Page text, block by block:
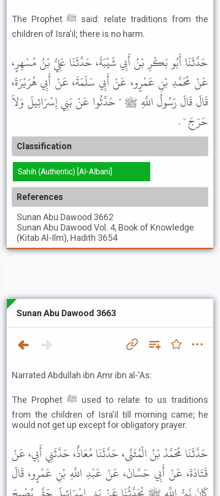
The Prophet ﷺ said: relate traditions from the
children of Isra'il; there is no harm.
حَدَّثَنَا أَبُو بَكْرِ بْنُ أَبِي شَيْبَةَ، حَدَّثَنَا عَلِيُّ بْنُ مُسْهِرٍ،
عَنْ مُحَمَّدِ بْنِ عَمْرٍو، عَنْ أَبِي سَلَمَةَ، عَنْ أَبِي هُرَيْرَةَ،
قَالَ قَالَ رَسُولُ اللَّهِ ﷺ " حَدِّثُوا عَنْ بَنِي إِسْرَائِيلَ وَلاَ
حَرَجَ " .
Classification
Sahih (Authentic) [Al-Albani]
References
Sunan Abu Dawood 3662
Sunan Abu Dawood Vol. 4, Book of Knowledge
(Kitab Al-Ilm), Hadith 3654
Sunan Abu Dawood 3663
Narrated Abdullah ibn Amr ibn al-'As:
The Prophet ﷺ used to relate to us traditions
from the children of Isra'il till morning came; he
would not get up except for obligatory prayer.
حَدَّثَنَا مُحَمَّدُ بْنُ الْمُثَنَّى، حَدَّثَنَا مُعَاذٌ، حَدَّثَنِي أَبِي، عَنْ
قَتَادَةَ، عَنْ أَبِي حَسَّانَ، عَنْ عَبْدِ اللَّهِ بْنِ عَمْرٍو، قَالَ